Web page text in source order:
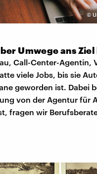
©
Umwege ans
Call-Center-Agentin,
viele Jobs, bis sie
geworden ist. Dabei
von der Agentur für
fragen wir